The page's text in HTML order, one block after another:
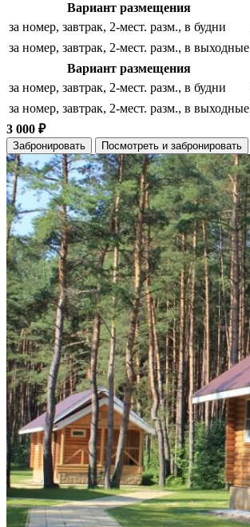
Вариант размещения
за номер, завтрак, 2-мест. разм., в будни
за номер, завтрак, 2-мест. разм., в выходные
Вариант размещения
за номер, завтрак, 2-мест. разм., в будни
за номер, завтрак, 2-мест. разм., в выходные
3 000 ₽
Забронировать Посмотреть и забронировать